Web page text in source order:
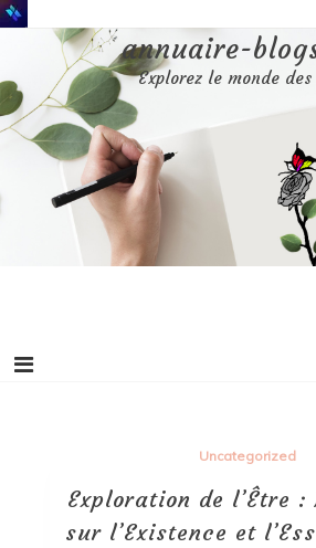
Aller
au
annuaire-
Explorez le monde des
Uncategorized
Exploration de l’Être :
sur l’Existence et